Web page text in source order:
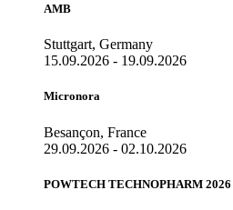
AMB
Stuttgart, Germany
15.09.2026 - 19.09.2026
Micronora
Besançon, France
29.09.2026 - 02.10.2026
POWTECH TECHNOPHARM 2026